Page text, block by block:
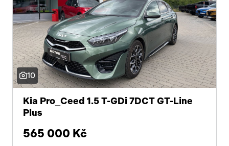
10
Kia Pro_Ceed 1.5 T-GDi 7DCT GT-Line
Plus
565 000 Kč